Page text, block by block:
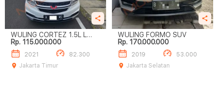
WULING CORTEZ 1.5L L
TURBO A/T
Rp. 115.000.000
2021
82.300
Jakarta Timur
WULING FORMO SUV
Rp. 170.000.000
2019
53.000
Jakarta Selatan